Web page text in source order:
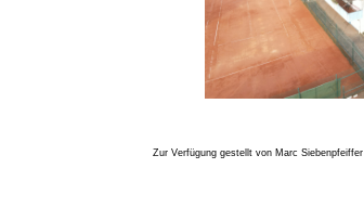
Zur Verfügung gestellt von Marc Siebenpfeiffer